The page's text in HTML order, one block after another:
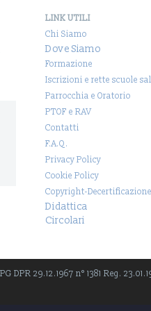
LINK UTILI
Chi Siamo
Dove Siamo
Formazione
Iscrizioni e rette scuole
Parrocchia e Oratorio
PTOF e RAV
Contatti
F.A.Q.
Privacy Policy
Cookie Policy
Copyright-
Didattica
Circolari
DPR 29.12.1967 n° 1381 Reg.